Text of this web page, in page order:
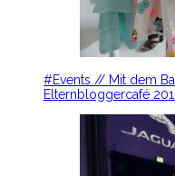
#Events // Mit dem
Elternbloggercafé